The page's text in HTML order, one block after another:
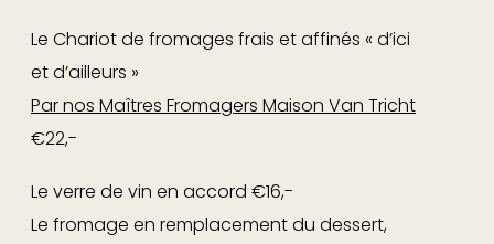
Le Chariot de fromages frais et affinés « d’ici
et d’ailleurs »
Par nos Maîtres Fromagers Maison Van Tricht
€22,-
Le verre de vin en accord €16,-
Le fromage en remplacement du dessert,
3ème assiette
~Le Chariot de Fromages Frais et Affinés «
Par nos Maîtres Fromagers Maison Van Tricht